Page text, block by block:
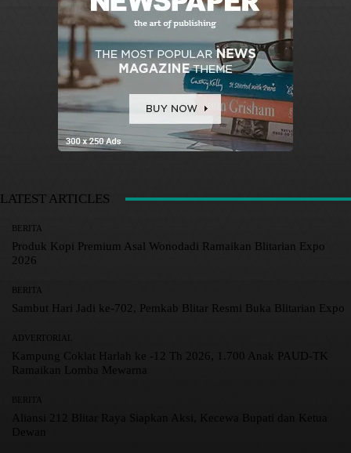
LATEST ARTICLES
BERITA
Produk Kopi Premium Asal Wonodadi Ramaikan Blitarian Expo
2026
BERITA
Sambut Hari Jadi ke-702, Pemkab Blitar Resmi Buka Blitarian Expo
ADVERTORIAL
Kampung Coklat Harlah ke -12 Th 2026, 1.700 Anak PAUD-TK
Ramaikan Lomba Mewarna
BERITA
Aliansi 212 Blitar Raya Siapkan Aksi, Kecewa Bupati dan Ketua
Dewan